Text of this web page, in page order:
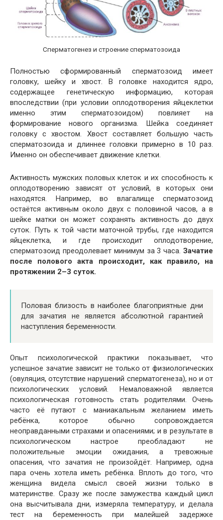
Сперматогенез и строение сперматозоида
Полностью сформированный сперматозоид имеет
головку, шейку и хвост. В головке находится ядро,
содержащее генетическую информацию, которая
впоследствии (при условии оплодотворения яйцеклетки
именно этим сперматозоидом) повлияет на
формирование нового организма. Шейка соединяет
головку с хвостом. Хвост составляет большую часть
сперматозоида и длиннее головки примерно в 10 раз.
Именно он обеспечивает движение клетки.
Активность мужских половых клеток и их способность к
оплодотворению зависят от условий, в которых они
находятся. Например, во влагалище сперматозоид
остаётся активным около двух с половиной часов, а в
шейке матки он может сохранять активность до двух
суток. Путь к той части маточной трубы, где находится
яйцеклетка, и где происходит оплодотворение,
сперматозоид преодолевает минимум за 3 часа. Зачатие
после полового акта происходит, как правило, на
протяжении 2–3 суток.
Половая близость в наиболее благоприятные дни
для зачатия не является абсолютной гарантией
наступления беременности.
Опыт психологической практики показывает, что
успешное зачатие зависит не только от физиологических
(овуляция, отсутствие нарушений сперматогенеза), но и от
психологических условий. Немаловажной является
психологическая готовность стать родителями. Очень
часто её путают с маниакальным желанием иметь
ребёнка, которое обычно сопровождается
неоправданными страхами и опасениями; и в результате в
психологическом настрое преобладают не
положительные эмоции ожидания, а тревожные
опасения, что зачатия не произойдёт. Например, одна
пара очень хотела иметь ребёнка. Вплоть до того, что
женщина видела смысл своей жизни только в
материнстве. Сразу же после замужества каждый цикл
она высчитывала дни, измеряла температуру, и делала
тест на беременность при малейшей задержке